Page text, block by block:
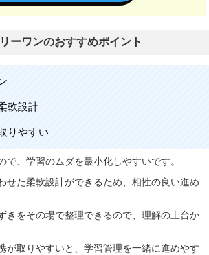
ーワンのおすすめポイント
軟設計
りやすい
で、学習のムダを最小化しやすいです。
せた柔軟設計ができるため、相性の良い進め
きをその場で整理できるので、理解の土台か
が取りやすいと、学習管理を一緒に進めやす